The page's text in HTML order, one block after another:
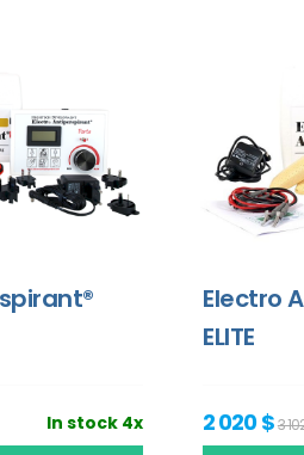
In stock 4x
Electro
ELITE
2 020 $3